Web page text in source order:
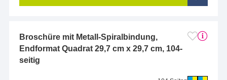
Broschüre mit Metall-Spiralbindung,
Endformat Quadrat 29,7 cm x 29,7 cm, 104-
seitig